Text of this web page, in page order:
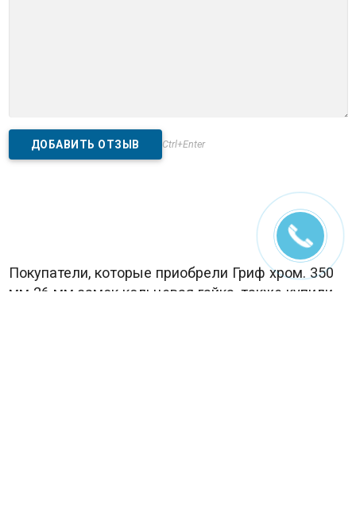
Ctrl+Enter
Покупатели, которые приобрели Гриф хром. 350
мм 26 мм замок кольцевая гайка, также купили